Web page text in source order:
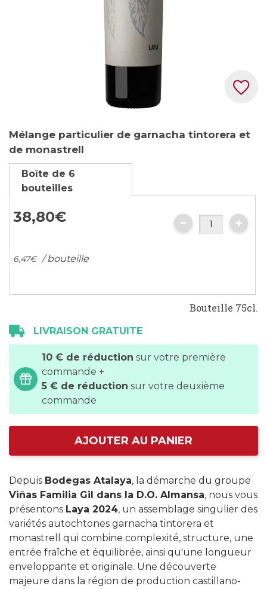
to
the
beginning
the
images
gallery
Mélange particulier de garnacha tintorera et
de monastrell
Boîte de 6
bouteilles
38,80€
6,47€ / bouteille
Bouteille 75cl.
LIVRAISON GRATUITE
10 € de réduction sur votre première
commande +
5 € de réduction sur votre deuxième
commande
AJOUTER AU PANIER
Depuis Bodegas Atalaya, la démarche du groupe
Viñas Familia Gil dans la D.O. Almansa, nous vous
présentons Laya 2024, un assemblage singulier des
variétés autochtones garnacha tintorera et
monastrell qui combine complexité, structure, une
entrée fraîche et équilibrée, ainsi qu'une longueur
enveloppante et originale. Une découverte
majeure dans la région de production castillano-